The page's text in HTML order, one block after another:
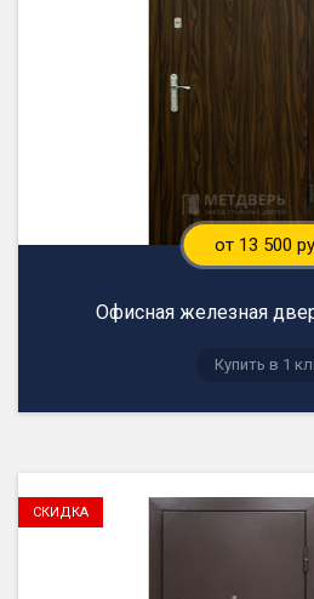
от 13 500
Офисная железная